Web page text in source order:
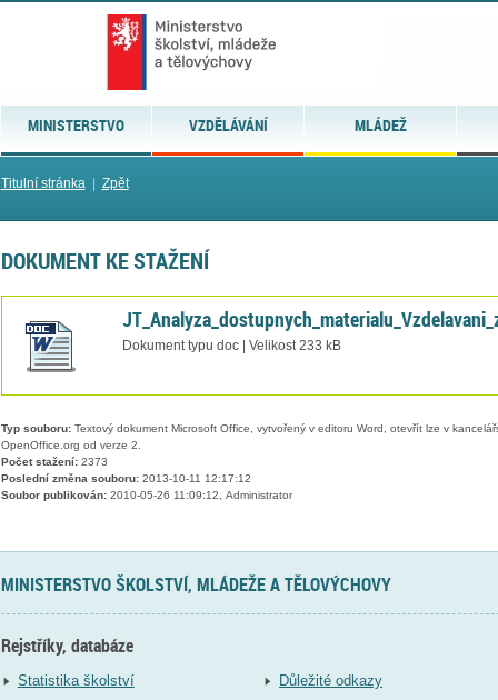
MINISTERSTVO VZDĚLÁVÁNÍ MLÁDEŽ
Titulní stránka| Zpět
DOKUMENT KE STAŽENÍ
Dokument typu doc | Velikost 233 kB
Typ souboru:Textový dokument Microsoft Office, vytvořený v editoru Word, otevřít lze v
OpenOffice.org od verze 2.
Počet stažení:2373
Poslední změna souboru:2013-10-11 12:17:12
Soubor publikován:2010-05-26 11:09:12, Administrator
MINISTERSTVO ŠKOLSTVÍ, MLÁDEŽE A TĚLOVÝCHOVY
Rejstříky, databáze
Statistika školství
Důležité odkazy